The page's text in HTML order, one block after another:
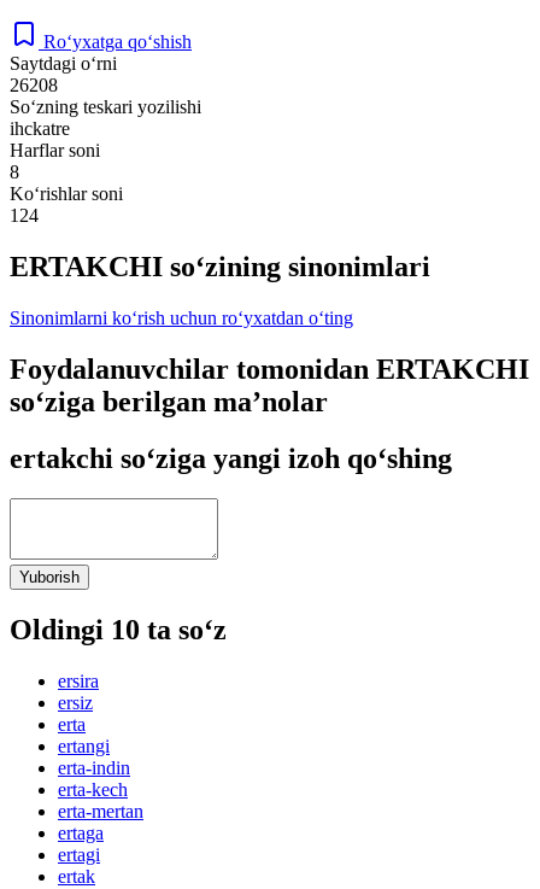
Ro‘yxatga qo‘shish
Saytdagi o‘rni
26208
So‘zning teskari yozilishi
ihckatre
Harflar soni
8
Ko‘rishlar soni
124
ERTAKCHI so‘zining sinonimlari
Sinonimlarni ko‘rish uchun ro‘yxatdan o‘ting
Foydalanuvchilar tomonidan ERTAKCHI
so‘ziga berilgan ma’nolar
ertakchi so‘ziga yangi izoh qo‘shing
Yuborish
Oldingi 10 ta so‘z
ersira
ersiz
erta
ertangi
erta-indin
erta-kech
erta-mertan
ertaga
ertagi
ertak